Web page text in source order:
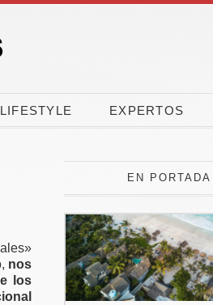
LIFESTYLE EXPERTOS
nos
los
EN PORTADA